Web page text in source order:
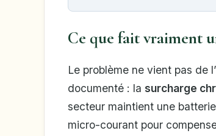
Ce que fait vraiment
Le problème ne vient pas de
documenté : la surcharge
secteur maintient une
micro-courant pour